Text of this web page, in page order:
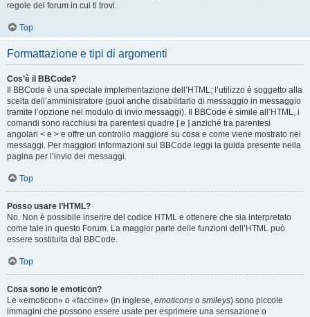
regole del forum in cui ti trovi.
Top
Formattazione e tipi di argomenti
Cos’è il BBCode?
Il BBCode è una speciale implementazione dell’HTML; l’utilizzo è soggetto alla
scelta dell’amministratore (puoi anche disabilitarlo di messaggio in messaggio
tramite l’opzione nel modulo di invio messaggi). Il BBCode è simile all’HTML, i
comandi sono racchiusi tra parentesi quadre [ e ] anziché tra parentesi
angolari < e > e offre un controllo maggiore su cosa e come viene mostrato nei
messaggi. Per maggiori informazioni sul BBCode leggi la guida presente nella
pagina per l’invio dei messaggi.
Top
Posso usare l’HTML?
No. Non è possibile inserire del codice HTML e ottenere che sia interpretato
come tale in questo Forum. La maggior parte delle funzioni dell’HTML può
essere sostituita dal BBCode.
Top
Cosa sono le emoticon?
Le «emoticon» o «faccine» (in inglese, emoticons o smileys) sono piccole
immagini che possono essere usate per esprimere una sensazione o